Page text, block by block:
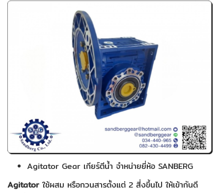
Agitator Gear เกียร์ตีน้ำ จำหน่ายยี่ห้อ SANBERG
Agitator ใช้ผสม หรือกวนสารตั้งแต่ 2 สี่งขึ้นไป ให้เข้ากันดี